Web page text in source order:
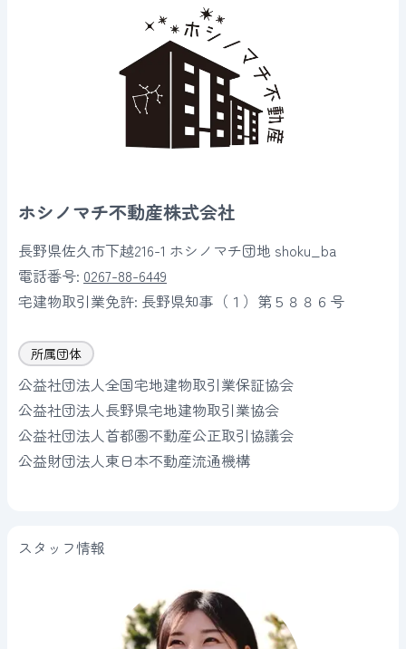
ホシノマチ不動産株式会社
長野県佐久市下越216-1 ホシノマチ団地 shoku_ba
電話番号: 0267-88-6449
宅建物取引業免許: 長野県知事（１）第５８８６号
所属団体
公益社団法人全国宅地建物取引業保証協会
公益社団法人長野県宅地建物取引業協会
公益社団法人首都圏不動産公正取引協議会
公益財団法人東日本不動産流通機構
スタッフ情報